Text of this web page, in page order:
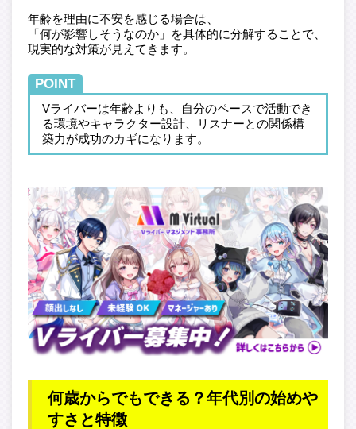
年齢を理由に不安を感じる場合は、
「何が影響しそうなのか」を具体的に分解することで、
現実的な対策が見えてきます。
POINT
Vライバーは年齢よりも、自分のペースで活動でき
る環境やキャラクター設計、リスナーとの関係構
築力が成功のカギになります。
何歳からでもできる？年代別の始めや
すさと特徴